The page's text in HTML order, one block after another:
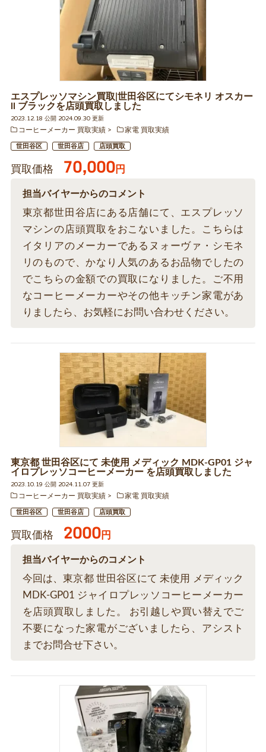
エスプレッソマシン買取|世田谷区にてシモネリ オスカー
ll ブラックを店頭買取しました
2023.12.18 公開 2024.09.30 更新
コーヒーメーカー 買取実績
家電 買取実績
世田谷区 世田谷店 店頭買取
買取価格 70,000円
担当バイヤーからのコメント
東京都世田谷店にある店舗にて、エスプレッソ
マシンの店頭買取をおこないました。こちらは
イタリアのメーカーであるヌォーヴァ・シモネ
リのもので、かなり人気のあるお品物でしたの
でこちらの金額での買取になりました。ご不用
なコーヒーメーカーやその他キッチン家電があ
りましたら、お気軽にお問い合わせください。
東京都 世田谷区にて 未使用 メディック MDK-GP01 ジャ
イロプレッソコーヒーメーカー を店頭買取しました
2023.10.19 公開 2024.11.07 更新
コーヒーメーカー 買取実績
家電 買取実績
世田谷区 世田谷店 店頭買取
買取価格 2000円
担当バイヤーからのコメント
今回は、東京都 世田谷区にて 未使用 メディック
MDK-GP01 ジャイロプレッソコーヒーメーカー
を店頭買取しました。 お引越しや買い替えでご
不要になった家電がございましたら、アシスト
までお問合せ下さい。